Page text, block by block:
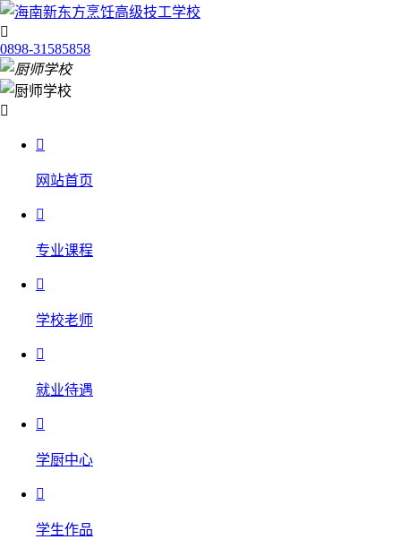

0898-31585858


网站首页

专业课程

学校老师

就业待遇

学厨中心

学生作品